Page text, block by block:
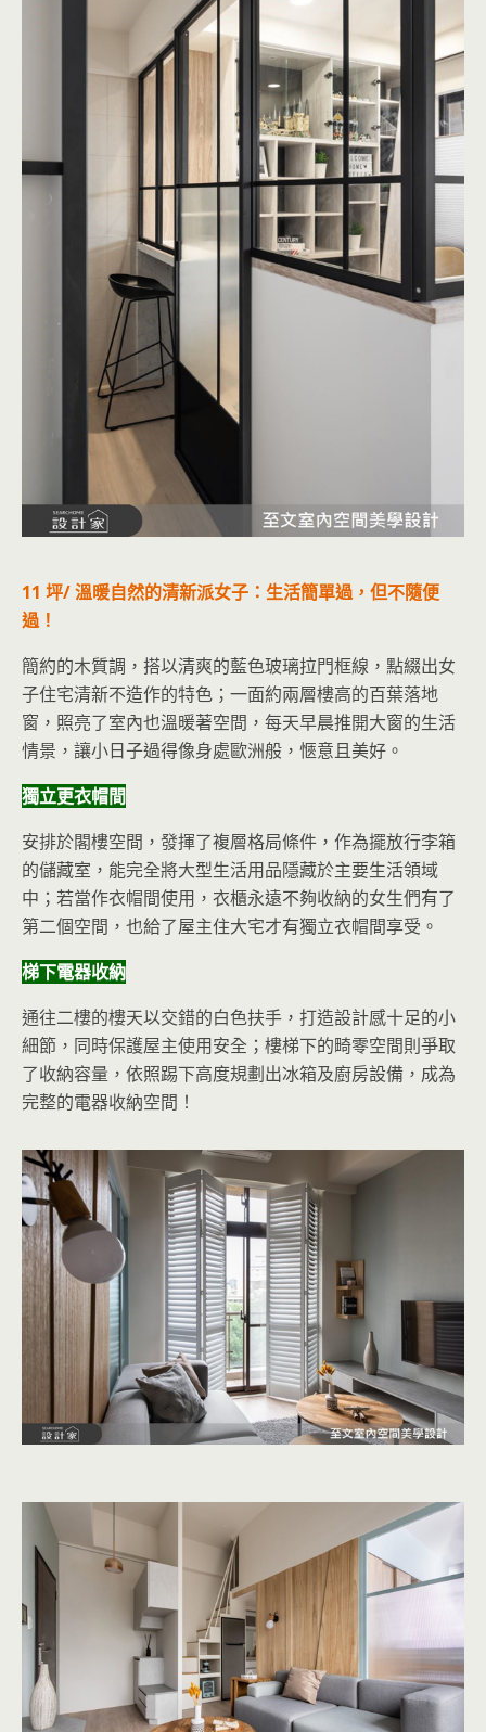
11 坪/ 溫暖自然的清新派女子：生活簡單過，但不隨便
過！
簡約的木質調，搭以清爽的藍色玻璃拉門框線，點綴出女
子住宅清新不造作的特色；一面約兩層樓高的百葉落地
窗，照亮了室內也溫暖著空間，每天早晨推開大窗的生活
情景，讓小日子過得像身處歐洲般，愜意且美好。
獨立更衣帽間
安排於閣樓空間，發揮了複層格局條件，作為擺放行李箱
的儲藏室，能完全將大型生活用品隱藏於主要生活領域
中；若當作衣帽間使用，衣櫃永遠不夠收納的女生們有了
第二個空間，也給了屋主住大宅才有獨立衣帽間享受。
梯下電器收納
通往二樓的樓天以交錯的白色扶手，打造設計感十足的小
細節，同時保護屋主使用安全；樓梯下的畸零空間則爭取
了收納容量，依照踢下高度規劃出冰箱及廚房設備，成為
完整的電器收納空間！